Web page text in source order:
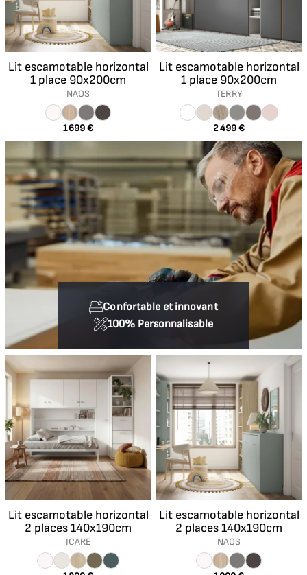
Lit escamotable horizontal
1 place 90x200cm
NAOS
1 699 €
Lit escamotable horizontal
1 place 90x200cm
TERRY
2 499 €
Confortable et innovant
100% Personnalisable
Lit escamotable horizontal
2 places 140x190cm
ICARE
Lit escamotable horizontal
2 places 140x190cm
NAOS